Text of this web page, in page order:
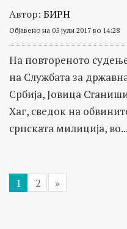
Автор: БИРН
Објавено на 05 јули 2017 во 14:28
На повтореното
на Службата за
Србија, Јовица
Хаг, сведок на
српската милиција, во...
1 2 »